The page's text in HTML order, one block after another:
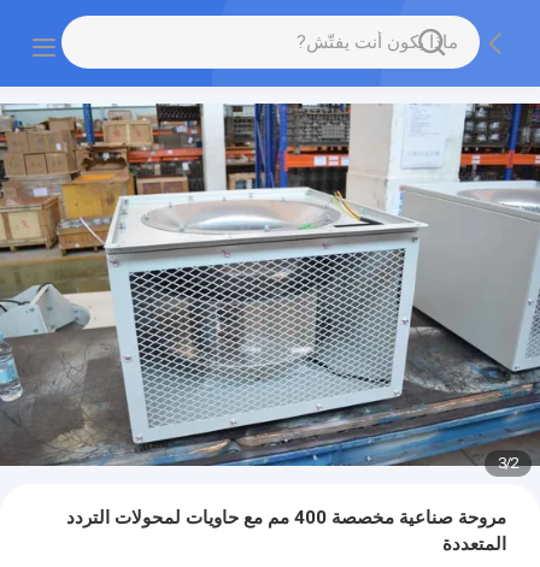
2
/
3
مروحة صناعية مخصصة 400 مم مع حاويات لمحولات التردد
المتعددة